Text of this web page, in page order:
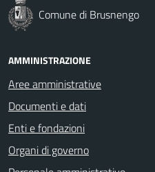
Comune di Brusnengo
AMMINISTRAZIONE
Aree amministrative
Documenti e dati
Enti e fondazioni
Organi di governo